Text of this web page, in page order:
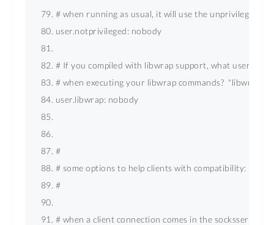
# when running as usual, it will use the unprivileged
user.notprivileged: nobody
# If you compiled with libwrap support, what userid
# when executing your libwrap commands?  "libwrap".
user.libwrap: nobody
#
# some options to help clients with compatibility:
#
# when a client connection comes in the socksserver